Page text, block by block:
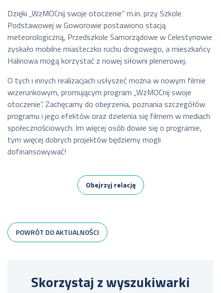
Dzięki „WzMOCnij swoje otoczenie” m.in. przy Szkole
Podstawowej w Goworowie postawiono stacją
meteorologiczną, Przedszkole Samorządowe w Celestynowie
zyskało mobilne miasteczko ruchu drogowego, a mieszkańcy
Halinowa mogą korzystać z nowej siłowni plenerowej.
O tych i innych realizacjach usłyszeć można w nowym filmie
wizerunkowym, promującym program „WzMOCnij swoje
otoczenie”. Zachęcamy do obejrzenia, poznania szczegółów
programu i jego efektów oraz dzielenia się filmem w mediach
społecznościowych. Im więcej osób dowie się o programie,
tym więcej dobrych projektów będziemy mogli
dofinansowywać!
Obejrzyj relację
POWRÓT DO AKTUALNOŚCI
Skorzystaj z wyszukiwarki